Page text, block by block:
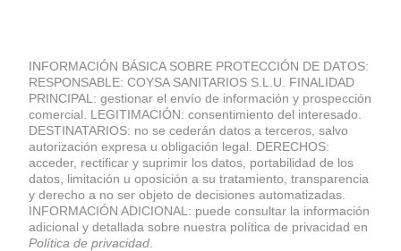
INFORMACIÓN BÁSICA SOBRE PROTECCIÓN DE DATOS:
RESPONSABLE: COYSA SANITARIOS S.L.U. FINALIDAD
PRINCIPAL: gestionar el envío de información y prospección
comercial. LEGITIMACIÓN: consentimiento del interesado.
DESTINATARIOS: no se cederán datos a terceros, salvo
autorización expresa u obligación legal. DERECHOS:
acceder, rectificar y suprimir los datos, portabilidad de los
datos, limitación u oposición a su tratamiento, transparencia
y derecho a no ser objeto de decisiones automatizadas.
INFORMACIÓN ADICIONAL: puede consultar la información
adicional y detallada sobre nuestra política de privacidad en
Política de privacidad